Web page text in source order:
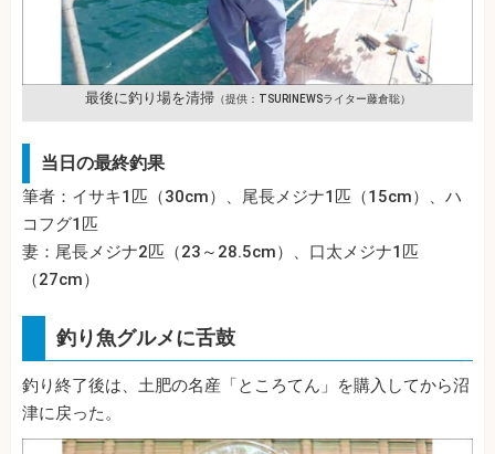
最後に釣り場を清掃（提供：TSURINEWSライター藤倉聡）
当日の最終釣果
筆者：イサキ1匹（30cm）、尾長メジナ1匹（15cm）、ハ
コフグ1匹
妻：尾長メジナ2匹（23～28.5cm）、口太メジナ1匹
（27cm）
釣り魚グルメに舌鼓
釣り終了後は、土肥の名産「ところてん」を購入してから沼
津に戻った。